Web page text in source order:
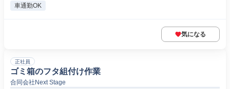
車通勤OK
気になる
正社員
ゴミ箱のフタ組付け作業
合同会社Next Stage